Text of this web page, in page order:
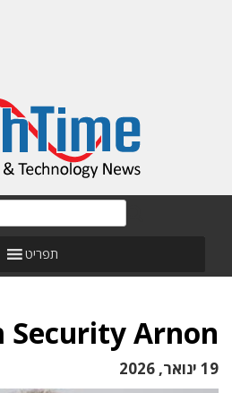
תפריט
Security Arnon
19 ינואר, 2026